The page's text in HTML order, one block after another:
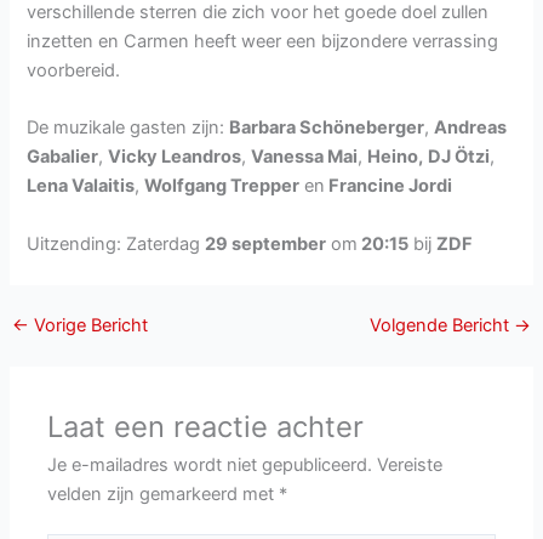
verschillende sterren die zich voor het goede doel zullen
inzetten en Carmen heeft weer een bijzondere verrassing
voorbereid.
De muzikale gasten zijn: Barbara Schöneberger,Andreas
Gabalier,Vicky Leandros,Vanessa Mai, Heino, DJ Ötzi,
Lena Valaitis,Wolfgang Trepper en Francine Jordi
Uitzending: Zaterdag 29 september om 20:15 bijZDF
← Vorige Bericht Volgende Bericht →
Laat een reactie achter
Je e-mailadres wordt niet gepubliceerd. Vereiste
velden zijn gemarkeerd met *